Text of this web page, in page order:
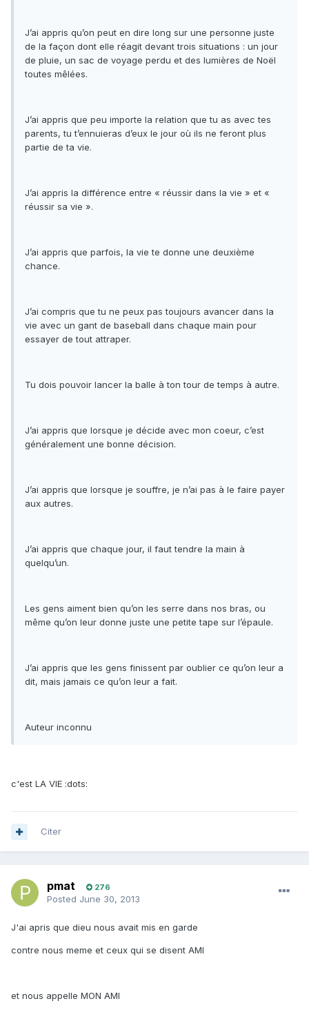
J’ai appris qu’on peut en dire long sur une personne juste
de la façon dont elle réagit devant trois situations : un jour
de pluie, un sac de voyage perdu et des lumières de Noël
toutes mêlées.
J’ai appris que peu importe la relation que tu as avec tes
parents, tu t’ennuieras d’eux le jour où ils ne feront plus
partie de ta vie.
J’ai appris la différence entre « réussir dans la vie » et «
réussir sa vie ».
J’ai appris que parfois, la vie te donne une deuxième
chance.
J’ai compris que tu ne peux pas toujours avancer dans la
vie avec un gant de baseball dans chaque main pour
essayer de tout attraper.
Tu dois pouvoir lancer la balle à ton tour de temps à autre.
J’ai appris que lorsque je décide avec mon coeur, c’est
généralement une bonne décision.
J’ai appris que lorsque je souffre, je n’ai pas à le faire payer
aux autres.
J’ai appris que chaque jour, il faut tendre la main à
quelqu’un.
Les gens aiment bien qu’on les serre dans nos bras, ou
même qu’on leur donne juste une petite tape sur l’épaule.
J’ai appris que les gens finissent par oublier ce qu’on leur a
dit, mais jamais ce qu’on leur a fait.
Auteur inconnu
c'est LA VIE :dots:
Citer
pmat 276
Posted June 30, 2013
J'ai apris que dieu nous avait mis en garde
contre nous meme et ceux qui se disent AMI
et nous appelle MON AMI